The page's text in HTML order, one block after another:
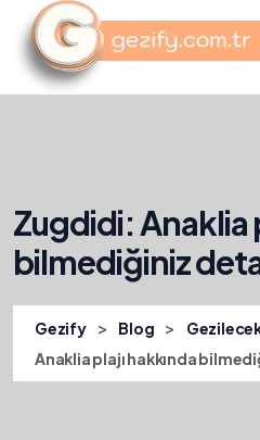
Zugdidi: Anaklia
bilmediğiniz
Gezify > Blog >
Anaklia plajı hakkında